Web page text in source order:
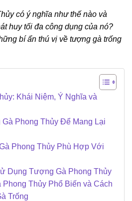
có ý nghĩa như thế nào và
huy tối đa công dụng của nó?
bí ẩn thú vị về tượng gà trống
Khái Niệm, Ý Nghĩa và
Phong Thủy Để Mang Lại
Phong Thủy Phù Hợp Với
Dụng Tượng Gà Phong Thủy
Thủy Phổ Biến và Cách
Trống